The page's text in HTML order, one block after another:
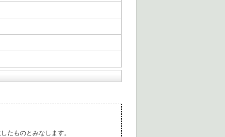
たものとみなします。